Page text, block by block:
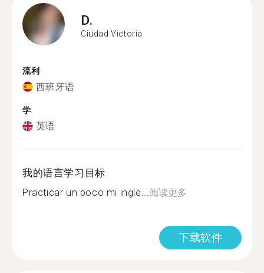
D.
Ciudad Victoria
流利
西班牙语
学
英语
我的语言学习目标
Practicar un poco mi ingle...阅读更多
下载软件